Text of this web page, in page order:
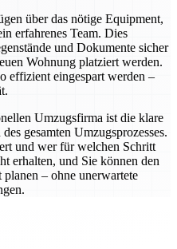
über das nötige Equipment,
erfahrenes Team. Dies
und Dokumente sicher
Wohnung platziert werden.
effizient eingespart werden –
Umzugsfirma ist die klare
gesamten Umzugsprozesses.
und wer für welchen Schritt
erhalten, und Sie können den
– ohne unerwartete